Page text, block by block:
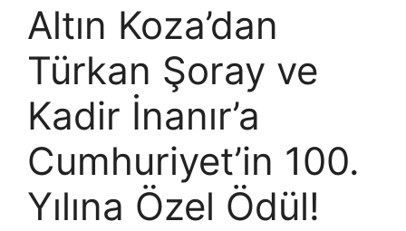
Altın Koza’dan
Türkan Şoray ve
Kadir İnanır’a
Cumhuriyet’in 100.
Yılına Özel Ödül!